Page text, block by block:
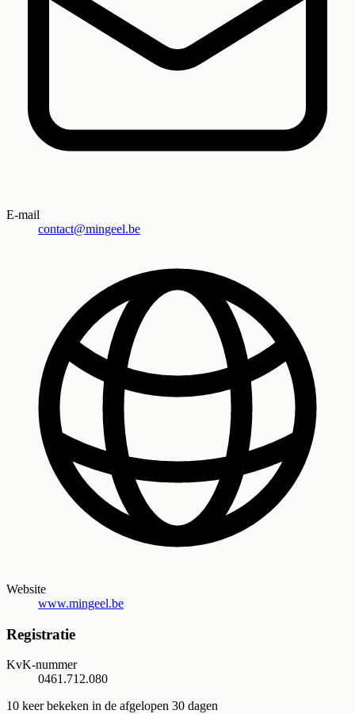
E-mail
contact@mingeel.be
Website
www.mingeel.be
Registratie
KvK-nummer
0461.712.080
10 keer bekeken in de afgelopen 30 dagen